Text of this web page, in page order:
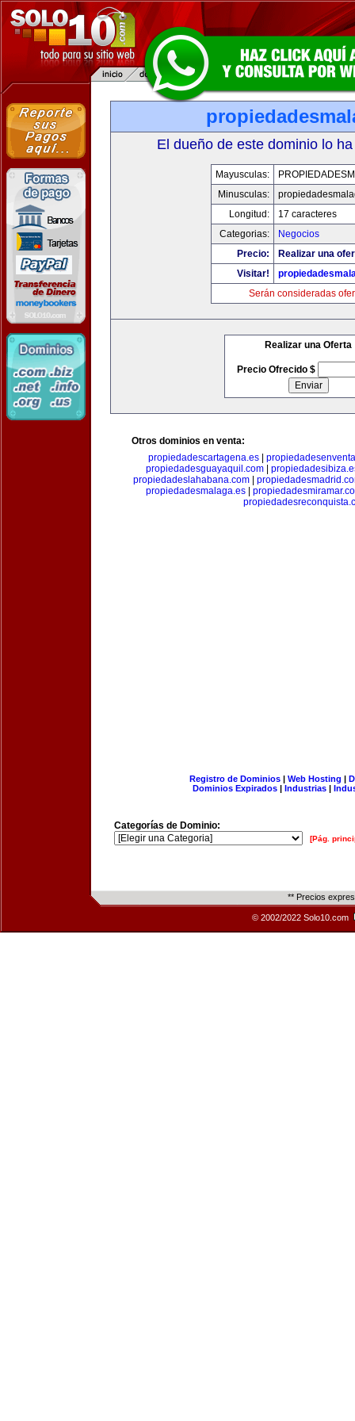
El dueño de este dominio lo
Mayusculas:
Minusculas:
Longitud:
17 caracteres
Categorias:
Negocios
Precio:
Realizar una
Visitar!
Serán consideradas
Realizar una Oferta
Precio Ofrecido $
Otros dominios en venta:
propiedadescartagena.es|
propiedadesguayaquil.com
propiedadeslahabana.com|
propiedadesmalaga.es|
Registro de Dominios| Web Hosting |
Dominios Expirados | Industrias |
Categorías de Dominio:
[Pág.
** Precios
© 2002/2022 Solo10.com